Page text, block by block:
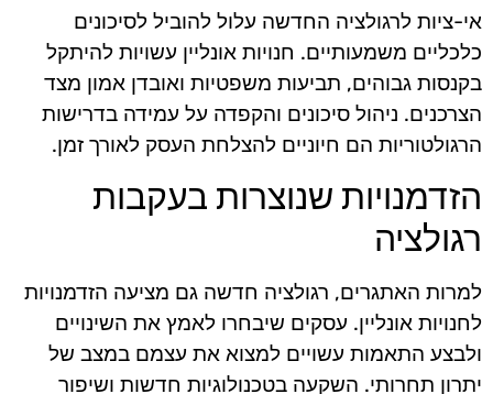
אי-ציות לרגולציה החדשה עלול להוביל לסיכונים
כלכליים משמעותיים. חנויות אונליין עשויות להיתקל
בקנסות גבוהים, תביעות משפטיות ואובדן אמון מצד
הצרכנים. ניהול סיכונים והקפדה על עמידה בדרישות
הרגולטוריות הם חיוניים להצלחת העסק לאורך זמן.
הזדמנויות שנוצרות בעקבות
רגולציה
למרות האתגרים, רגולציה חדשה גם מציעה הזדמנויות
לחנויות אונליין. עסקים שיבחרו לאמץ את השינויים
ולבצע התאמות עשויים למצוא את עצמם במצב של
יתרון תחרותי. השקעה בטכנולוגיות חדשות ושיפור